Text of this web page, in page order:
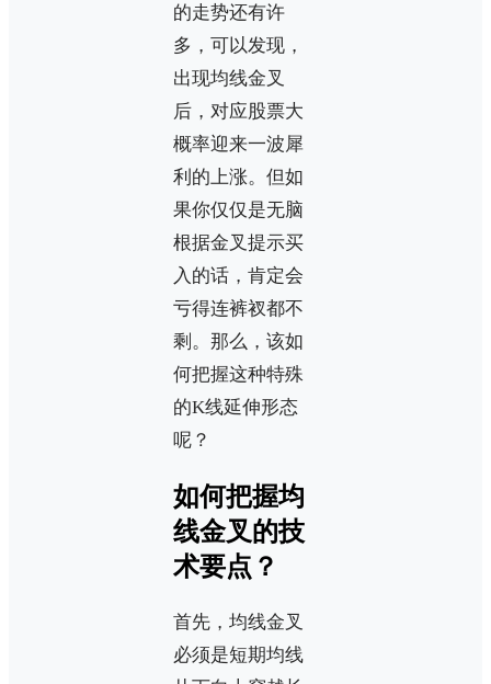
的走势还有许
多，可以发现，
出现均线金叉
后，对应股票大
概率迎来一波犀
利的上涨。但如
果你仅仅是无脑
根据金叉提示买
入的话，肯定会
亏得连裤衩都不
剩。那么，该如
何把握这种特殊
的K线延伸形态
呢？
如何把握均
线金叉的技
术要点？
首先，均线金叉
必须是短期均线